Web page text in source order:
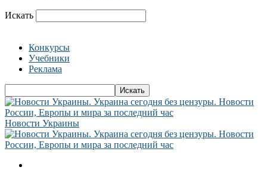
Искать
Конкурсы
Учебники
Реклама
Новости Украины